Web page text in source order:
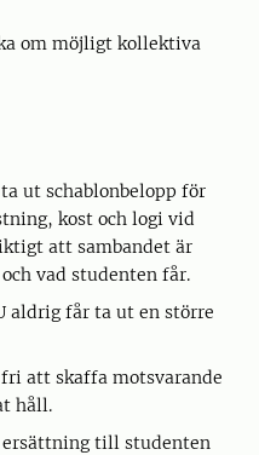
om möjligt kollektiva
ut schablonbelopp för
kost och logi vid
att sambandet är
vad studenten får.
aldrig får ta ut en större
att skaffa motsvarande
håll.
till studenten